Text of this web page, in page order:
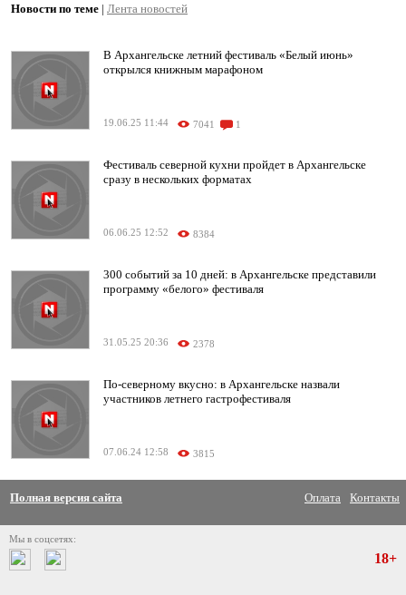
Новости по теме | Лента новостей
В Архангельске летний фестиваль «Белый июнь»
открылся книжным марафоном
19.06.25 11:44 7041 1
Фестиваль северной кухни пройдет в Архангельске
сразу в нескольких форматах
06.06.25 12:52 8384
300 событий за 10 дней: в Архангельске представили
программу «белого» фестиваля
31.05.25 20:36 2378
По-северному вкусно: в Архангельске назвали
участников летнего гастрофестиваля
07.06.24 12:58 3815
Полная версия сайта Оплата Контакты
Мы в соцсетях:
18+